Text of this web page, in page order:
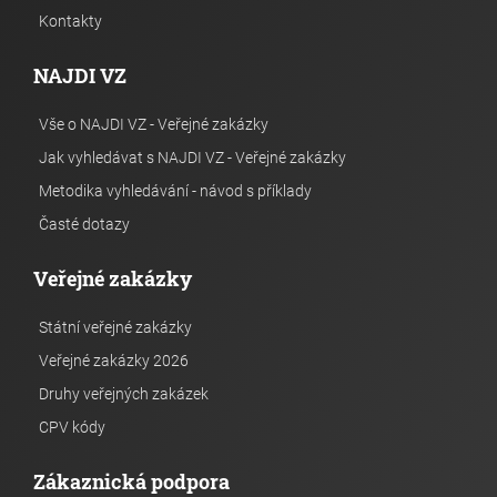
Kontakty
NAJDI VZ
Vše o NAJDI VZ - Veřejné zakázky
Jak vyhledávat s NAJDI VZ - Veřejné zakázky
Metodika vyhledávání - návod s příklady
Časté dotazy
Veřejné zakázky
Státní veřejné zakázky
Veřejné zakázky 2026
Druhy veřejných zakázek
CPV kódy
Zákaznická podpora